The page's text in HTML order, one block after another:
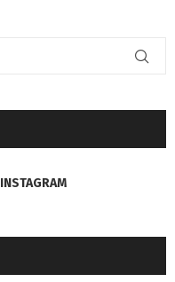
INSTAGRAM